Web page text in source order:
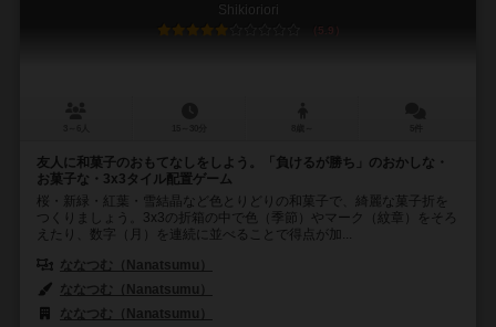
Shikioriori
5.9
友人に和菓子のおもてなしをしよう。「負けるが勝ち」のおかしな・
お菓子な・3x3タイル配置ゲーム
桜・新緑・紅葉・雪結晶など色とりどりの和菓子で、綺麗な菓子折を
つくりましょう。3x3の折箱の中で色（季節）やマーク（紋章）をそろ
えたり、数字（月）を連続に並べることで得点が加...
ななつむ（Nanatsumu）
ななつむ（Nanatsumu）
ななつむ（Nanatsumu）